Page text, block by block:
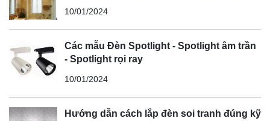
10/01/2024
Các mẫu Đèn Spotlight - Spotlight âm trần
- Spotlight rọi ray
10/01/2024
Hướng dẫn cách lắp đèn soi tranh đúng kỹ